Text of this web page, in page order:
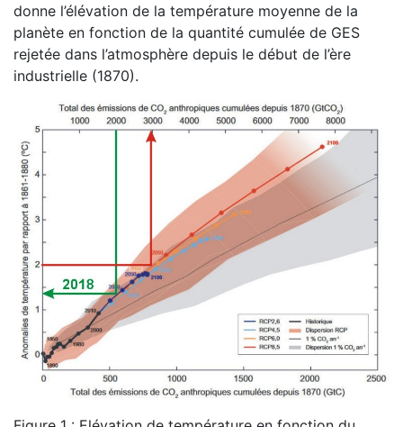
donne l’élévation de la température moyenne de la
planète en fonction de la quantité cumulée de GES
rejetée dans l’atmosphère depuis le début de l’ère
industrielle (1870).